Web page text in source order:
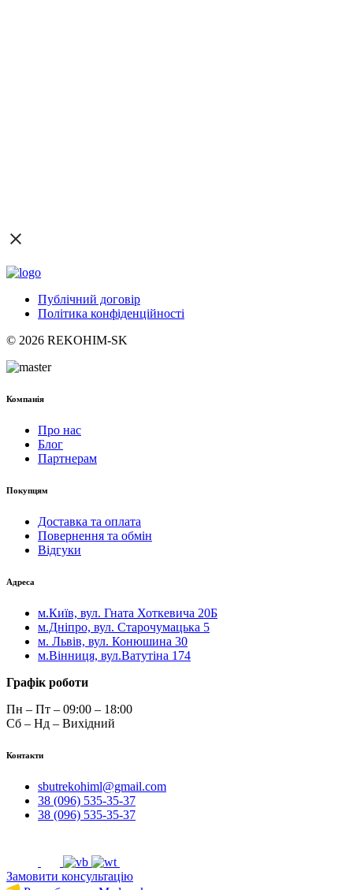
Публічний договір
Політика конфіденційності
© 2026 REKOHIM-SK
Компанія
Про нас
Блог
Партнерам
Покупцям
Доставка та оплата
Повернення та обмін
Відгуки
Адреса
м.Київ, вул. Гната Хоткевича 20Б
м.Дніпро, вул. Старочумацька 5
м. Львів, вул. Конюшина 30
м.Вінниця, вул.Ватутіна 174
Графік роботи
Пн – Пт – 09:00 – 18:00
Сб – Нд – Вихідний
Контакти
sbutrekohiml@gmail.com
38 (096) 535-35-37
38 (096) 535-35-37
Замовити консультацію